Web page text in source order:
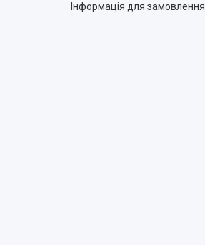
Інформація для замовлення